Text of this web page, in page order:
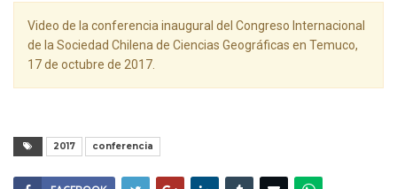
Video de la conferencia inaugural del Congreso Internacional
de la Sociedad Chilena de Ciencias Geográficas en Temuco,
17 de octubre de 2017.
2017 conferencia